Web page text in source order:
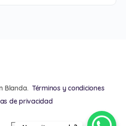
Blanda. Términos y condiciones
de privacidad